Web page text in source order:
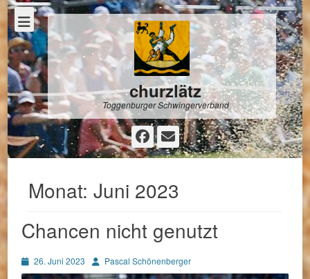
churzlätz
Toggenburger Schwingerverband
Facebook
E-
Mail
Monat:Juni 2023
Chancen nicht genutzt
Posted
on
26. Juni 2023 AutorPascal Schönenberger